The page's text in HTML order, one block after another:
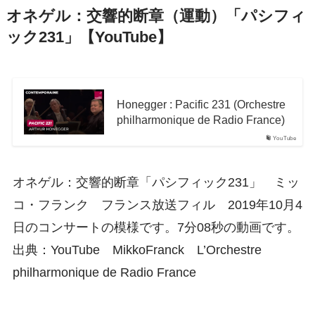
オネゲル：交響的断章（運動）「パシフィ
ック231」【YouTube】
YouTube
Honegger : Pacific 231 (Orchestre
philharmonique de Radio France)
オネゲル：交響的断章「パシフィック231」 ミッ
コ・フランク フランス放送フィル 2019年10月4
日のコンサートの模様です。7分08秒の動画です。
出典：YouTube MikkoFranck L’Orchestre
philharmonique de Radio France